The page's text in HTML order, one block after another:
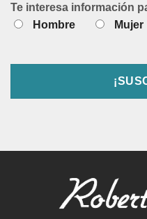
Te interesa información
Hombre
Mujer